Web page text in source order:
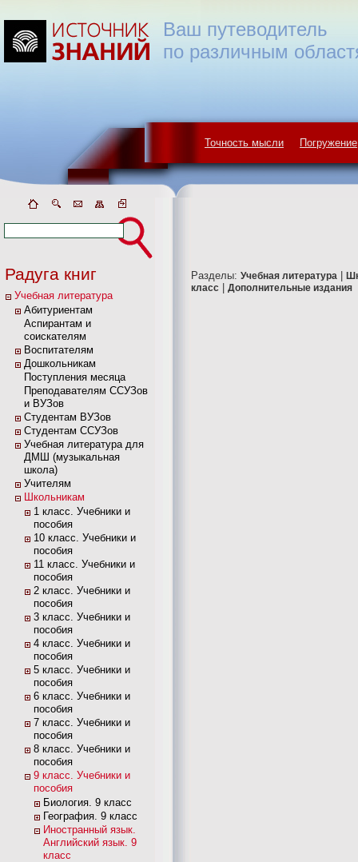
Точность мысли Погружение
Ваш путеводитель
по различным
Радуга книг
Учебная литература
Абитуриентам
Аспирантам и
соискателям
Воспитателям
Дошкольникам
Поступления месяца
Преподавателям ССУЗов
и ВУЗов
Студентам ВУЗов
Студентам ССУЗов
Учебная литература для
ДМШ (музыкальная
школа)
Учителям
Школьникам
1 класс. Учебники и
пособия
10 класс. Учебники и
пособия
11 класс. Учебники и
пособия
2 класс. Учебники и
пособия
3 класс. Учебники и
пособия
4 класс. Учебники и
пособия
5 класс. Учебники и
пособия
6 класс. Учебники и
пособия
7 класс. Учебники и
пособия
8 класс. Учебники и
пособия
9 класс. Учебники и
пособия
Биология. 9 класс
География. 9 класс
Иностранный язык.
Английский язык. 9
класс
Разделы: Учебная литература
класс
Дополнительные издания